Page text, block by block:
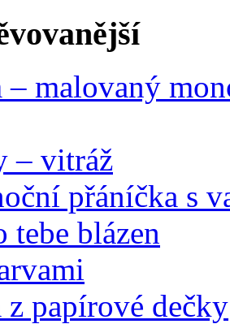
– malovaný
– vitráž
přáníčka s
tebe blázen
z papírové dečky